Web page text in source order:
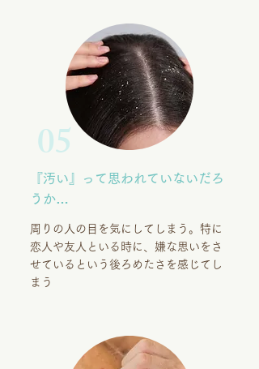
05
『汚い』って思われていないだろ
うか…
周りの人の目を気にしてしまう。特に
恋人や友人といる時に、嫌な思いをさ
せているという後ろめたさを感じてし
まう